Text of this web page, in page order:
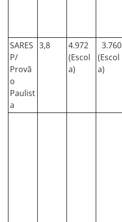
SARES
P/
Provã
o
Paulist
a
3,8
4.972
(Escol
a)
3.760
(Escol
a)